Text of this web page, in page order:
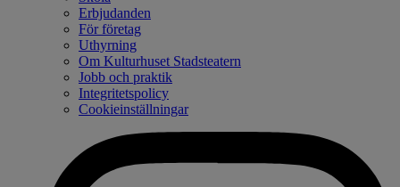
Erbjudanden
För företag
Uthyrning
Om Kulturhuset Stadsteatern
Jobb och praktik
Integritetspolicy
Cookieinställningar